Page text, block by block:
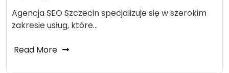
Agencja SEO Szczecin specjalizuje się w szerokim
zakresie usług, które…
Read More